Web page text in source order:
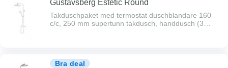
Gustavsberg Estetic Round
Takduschpaket med termostat duschblandare 160
c/c, 250 mm supertunn takdusch, handdusch (3
Bra deal